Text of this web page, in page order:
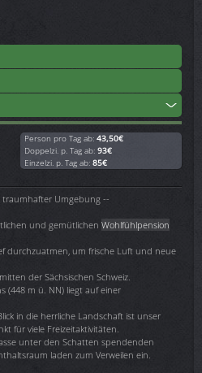
Person pro Tag ab: 43,50€
Doppelzi. p. Tag ab: 93€
Einzelzi. p. Tag ab: 85€
traumhafter Umgebung --
und gemütlichen Wohlfühlpension
durchzuatmen, um frische Luft und neue
der Sächsischen Schweiz.
(448 m ü. NN) liegt auf einer
in die herrliche Landschaft ist unser
für viele Freizeitaktivitäten.
unter den Schatten spendenden
laden zum Verweilen ein.